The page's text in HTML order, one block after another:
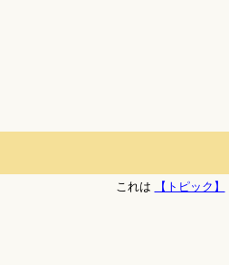
これは
【トピック】